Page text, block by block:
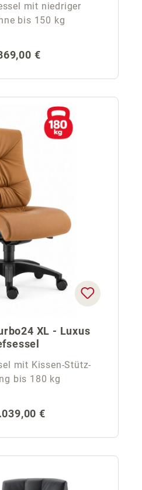
mit niedriger
bis 150 kg
Preis:
€
XL - Luxus
mit Kissen-Stütz-
bis 180 kg
Preis:
€